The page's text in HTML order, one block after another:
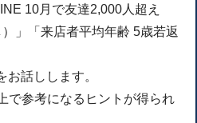
10月で友達2,000人超え
」「来店者平均年齢 5歳若返
お話しします。
で参考になるヒントが得られ